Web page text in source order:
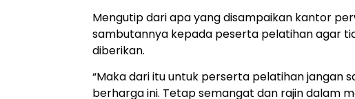
Mengutip dari apa yang disampaikan kantor
sambutannya kepada peserta pelatihan agar
diberikan.
“Maka dari itu untuk perserta pelatihan jangan
berharga ini. Tetap semangat dan rajin dalam